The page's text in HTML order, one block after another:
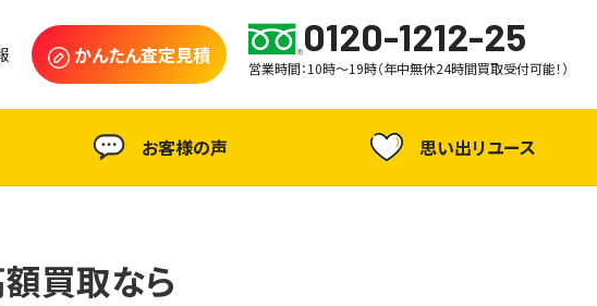
かんたん査定見積 0120-1212-25
営業時間：10時～19時（年中無休24時間買取受付可能！）
お客様の声 思い出リユース
買取なら